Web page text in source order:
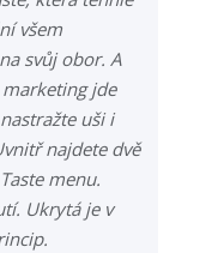
všem
svůj obor. A
jde
uši i
najdete dvě
menu.
Ukrytá je v